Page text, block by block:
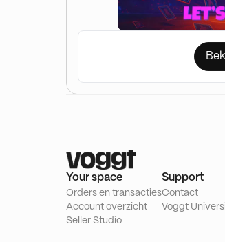
Your space
Orders en transacties
Account overzicht
Seller Studio
Support
Contact
Voggt